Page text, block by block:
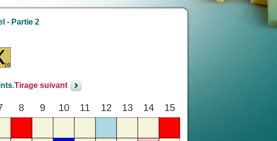
- Partie 2
Tirage suivant
8 9 10 11 12 13 14
15